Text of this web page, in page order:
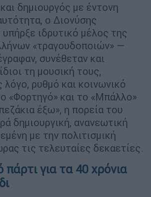
δημιουργός με έντονη
ο Διονύσης
ιδρυτικό μέλος της
«τραγουδοποιών» —
συνέθεταν και
τη μουσική τους,
λόγο, ρυθμό και κοινωνικό
«Φορτηγό» και το «Μπάλλο»
έξω», η πορεία του
δημιουργική, ανανεωτική
με την πολιτισμική
τις τελευταίες δεκαετίες.
πάρτι για τα 40 χρόνια